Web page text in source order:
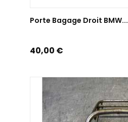
Porte Bagage Droit BMW...
Prix
40,00 €